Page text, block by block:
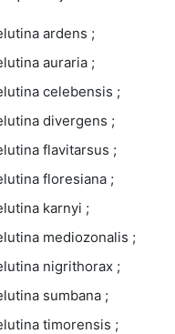
ardens ;
auraria ;
celebensis ;
divergens ;
flavitarsus ;
floresiana ;
karnyi ;
mediozonalis ;
nigrithorax ;
sumbana ;
timorensis ;